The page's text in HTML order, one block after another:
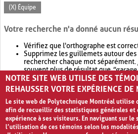
(X) Équipe
Votre recherche n'a donné aucun
Vérifiez que l'orthographe est
Supprimez les guillemets autour
rechercher chaque mot séparément.
souvent plus de résultat que
Envisagez d'élargir votre recherche
retournera souvent plus de résultat
NOTRE SITE WEB UTILISE DES
REHAUSSER VOTRE EXPÉRIENCE
Le site web de Polytechnique Montréal utilise
afin de recueillir des statistiques générales
expérience à ses visiteurs. En naviguant sur le
l’utilisation de ces témoins selon les